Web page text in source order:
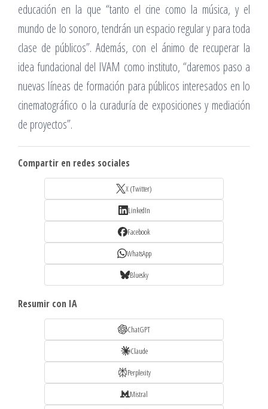
educación en la que “tanto el cine como la música, y el
mundo de lo sonoro, tendrán un espacio regular y para toda
clase de públicos”. Además, con el ánimo de recuperar la
idea fundacional del IVAM como instituto, “daremos paso a
nuevas líneas de formación para públicos interesados en lo
cinematográfico o la curaduría de exposiciones y mediación
de proyectos”.
Compartir en redes sociales
X (Twitter)
LinkedIn
Facebook
WhatsApp
Bluesky
Resumir con IA
ChatGPT
Claude
Perplexity
Mistral